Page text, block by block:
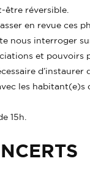
être réversible.
en revue ces
nous interroger
et pouvoirs
d’instaurer
les habitant(e)s
15h.